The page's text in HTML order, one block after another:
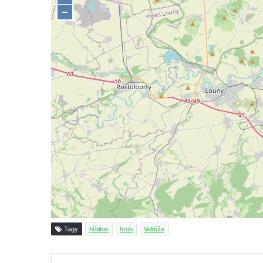
Předoníně
Pomník obětem 2. světové války v Plavu
Pamětní deska obětem 1. světové války v
Plavu
Kenotaf Pepiho Meisela na hřbitově v
Dolním Podluží
Kenotaf Leopolda Malata na hřbitově v
Dolním Podluží
Kenotaf Antona Klause na hřbitově v
Dolním Podluží
Kenotaf Heinricha Klause na hřbitově v
Dolním Podluží
Kenotaf Josefa Stolle na hřbitově v Dolním
Podluží
židovském hřbitově v Mostě
Tagy hřbitov hrob Veltěže